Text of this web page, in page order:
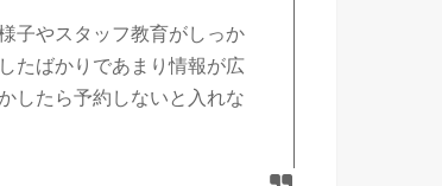
子やスタッフ教育がしっか
たばかりであまり情報が広
したら予約しないと入れな